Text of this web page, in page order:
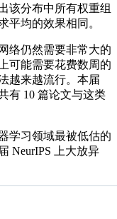
该分布中所有权重组
平均的效果相同。
仍然需要非常大的
可能需要花费数周的
越来越流行。本届
有 10 篇论文与这类
习领域最被低估的
NeurIPS 上大放异